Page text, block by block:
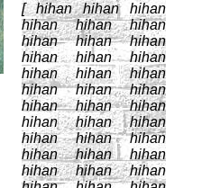
[ hihan hihan hihan
hihan hihan hihan
hihan hihan hihan
hihan hihan hihan
hihan hihan hihan
hihan hihan hihan
hihan hihan hihan
hihan hihan hihan
hihan hihan hihan
hihan hihan hihan
hihan hihan hihan